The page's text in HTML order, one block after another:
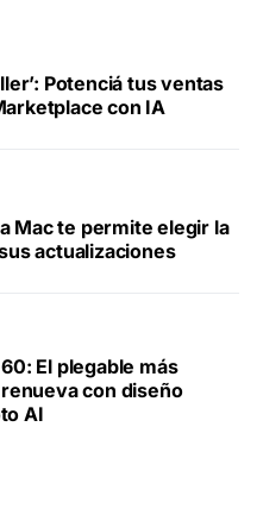
Potenciá tus ventas
con IA
Mac te permite elegir la
actualizaciones
El plegable más
con diseño
AI